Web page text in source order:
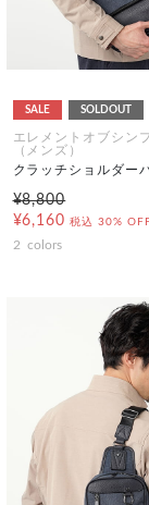
SALE SOLDOUT
エレメントオブシン
（メンズ）
クラッチショルダー
¥8,800
¥6,160 税込 30%
2 colors